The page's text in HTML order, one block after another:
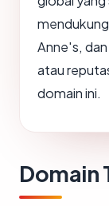
Anne's,
atau
domain ini.
Domain